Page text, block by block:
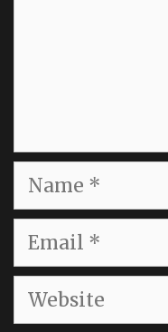
Name
Email
Website